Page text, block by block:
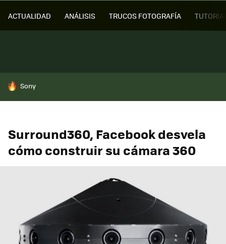
ACTUALIDAD ANÁLISIS TRUCOS FOTOGRAFÍA
HOY SE HABLA DE
Sony
Surround360, Facebook desvela
cómo construir su cámara 360